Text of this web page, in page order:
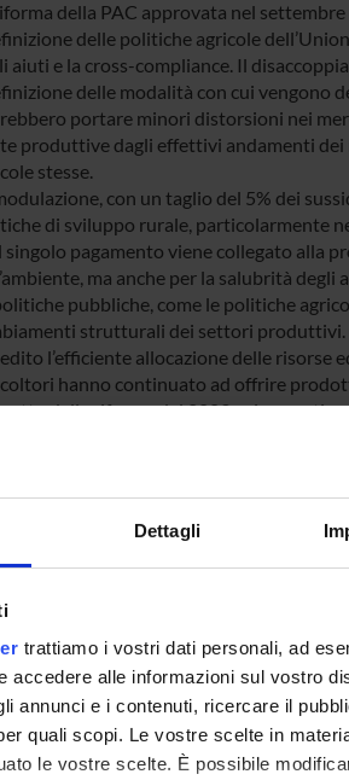
Dettagli
trattiamo i vostri dati personali, ad
accedere alle informazioni sul vostro
annunci e i contenuti, ricercare il
quali scopi. Le vostre scelte in
le vostre scelte. È possibile
della PAC approvata nel
delle politiche agricole
aiuti e la cross-compliance. Il
delle modalità con cui vengono
portare minori distorsioni nei
produttive dagli effettivi andamenti dei
stesse.
con un taglio del 5% dei
di sviluppo rurale, particolarmente
singolo pagamento viene collegato alla
ma anche per la salubrità degli
pubbliche, come le politiche
strutturali dei settori produttivi.
l’efficiente allocazione delle risorse
hanno continuato ad offrire
della riforma del 2003 sui mercati,
fissi non è stata ancora analizzata a
a livello aggregato, mentre
questa ragione l’oggetto di questo
riforma della PAC del 1992 e di
2003. La ragione è la necessità di
FINANZIATORI: